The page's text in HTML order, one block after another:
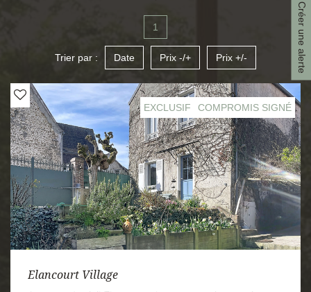
Créer une alerte
1
Trier par : Date Prix -/+ Prix +/-
EXCLUSIF COMPROMIS SIGNÉ
Elancourt Village